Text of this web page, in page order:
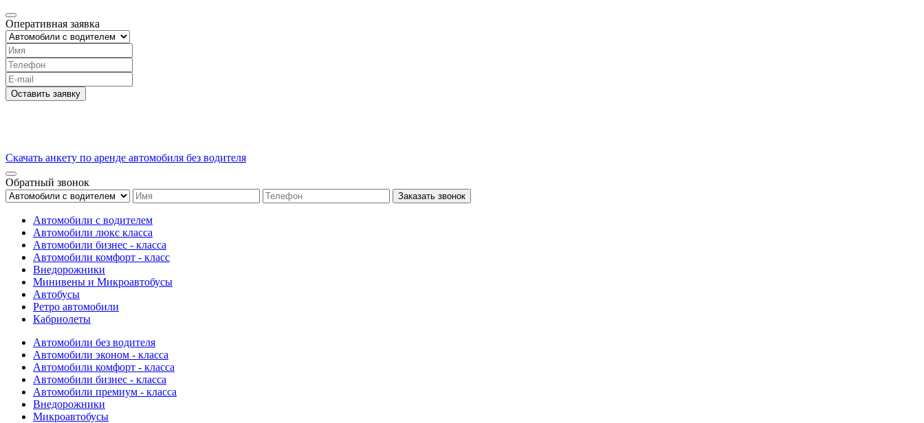
Оперативная заявка
Оставить заявку
Скачать анкету по аренде автомобиля без водителя
Обратный звонок
Заказать звонок
Автомобили с водителем
Автомобили люкс класса
Автомобили бизнес - класса
Автомобили комфорт - класс
Внедорожники
Минивены и Микроавтобусы
Автобусы
Ретро автомобили
Кабриолеты
Автомобили без водителя
Автомобили эконом - класса
Автомобили комфорт - класса
Автомобили бизнес - класса
Автомобили премиум - класса
Внедорожники
Микроавтобусы